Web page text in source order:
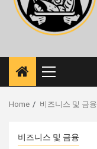
Primary
Menu
Home 비즈니스 및 금융
비즈니스 및 금융